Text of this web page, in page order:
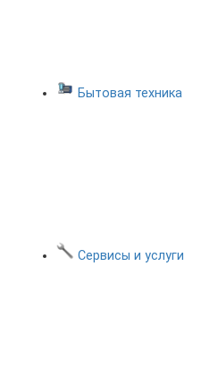
Бытовая техника
Сервисы и услуги